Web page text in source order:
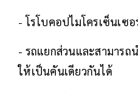
- โรโบคอปไมโครเซ็นเซอ
- รถแยกส่วนและสามารถ
ให้เป็นคันเดียวกันได้